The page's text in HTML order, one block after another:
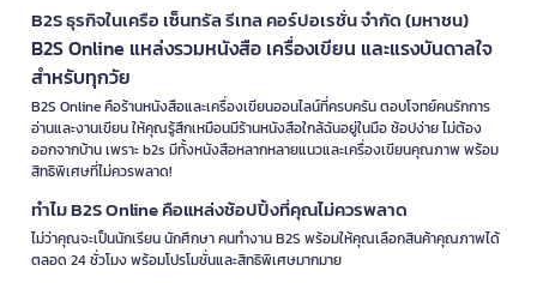
B2S ธุรกิจในเครือ เซ็นทรัล รีเทล คอร์ปอเรชั่น จำกัด (มหาชน)
B2S Online แหล่งรวมหนังสือ เครื่องเขียน และแรงบันดาลใจ
สำหรับทุกวัย
B2S Online คือร้านหนังสือและเครื่องเขียนออนไลน์ที่ครบครัน ตอบโจทย์คนรักการ
อ่านและงานเขียน ให้คุณรู้สึกเหมือนมีร้านหนังสือใกล้ฉันอยู่ในมือ ช้อปง่าย ไม่ต้อง
ออกจากบ้าน เพราะ b2s มีทั้งหนังสือหลากหลายแนวและเครื่องเขียนคุณภาพ พร้อม
สิทธิพิเศษที่ไม่ควรพลาด!
ทำไม B2S Online คือแหล่งช้อปปิ้งที่คุณไม่ควรพลาด
ไม่ว่าคุณจะเป็นนักเรียน นักศึกษา คนทำงาน B2S พร้อมให้คุณเลือกสินค้าคุณภาพได้
ตลอด 24 ชั่วโมง พร้อมโปรโมชั่นและสิทธิพิเศษมากมาย